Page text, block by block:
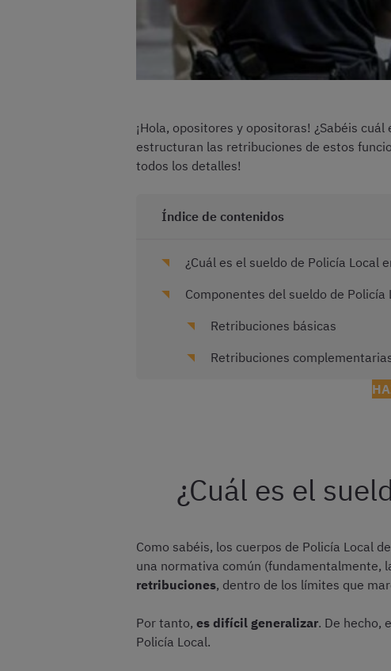
¡Hola, opositores y opositoras! ¿Sabéis cuál
estructuran las retribuciones de estos
todos los detalles!
Índice de contenidos
¿Cuál es el sueldo de Policía Local
Componentes del sueldo de Policía
Retribuciones básicas
Retribuciones
¿Cuál es el
Como sabéis, los cuerpos de Policía Local
una normativa común (fundamentalmente,
retribuciones, dentro de los límites que
Por tanto, es difícil generalizar. De hecho,
Policía Local.